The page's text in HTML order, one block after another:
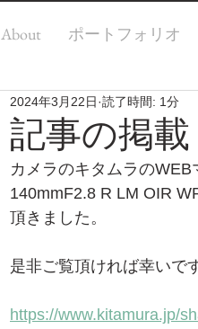
About ポートフォリオ
記事の掲載
2024年3月22日 読了時間: 1分
カメラのキタムラの
140mmF2.8 R LM OIR
頂きました。
是非ご覧頂ければ幸いで
https://www.kitamura.jp/